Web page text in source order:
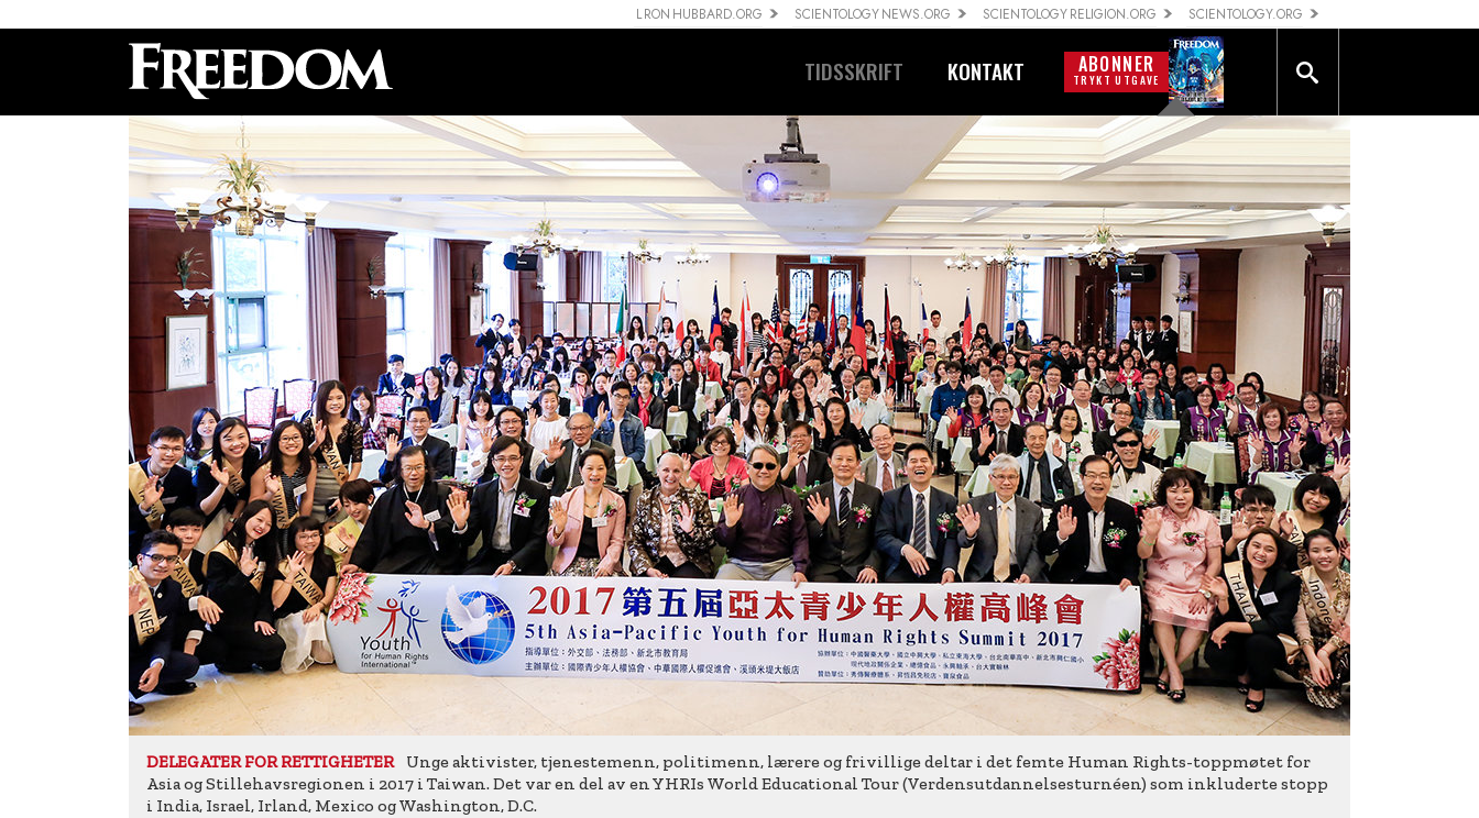
L RON HUBBARD.ORG SCIENTOLOGY NEWS.ORG SCIENTOLOGY RELIGION.ORG SCIENTOLOGY.ORG
TIDSSKRIFT KONTAKT ABONNER
TRYKT UTGAVE
DELEGATER FOR RETTIGHETER
Unge aktivister, tjenestemenn, politimenn, lærere og frivillige deltar i det femte Human Rights-toppmøtet for
Asia og Stillehavsregionen i 2017 i Taiwan. Det var en del av en YHRIs World Educational Tour (Verdensutdannelsesturnéen) som inkluderte stopp
i India, Israel, Irland, Mexico og Washington, D.C.